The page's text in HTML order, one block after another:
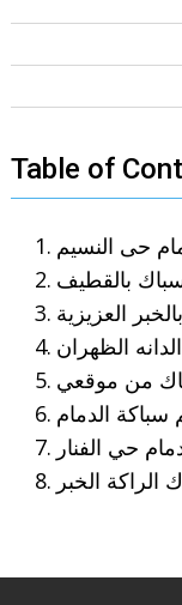
Table of
حى النسيم
بالقطيف
العزيزية
الظهران
من موقعي
سباكة الدمام
حي الفنار
الراكة الخبر